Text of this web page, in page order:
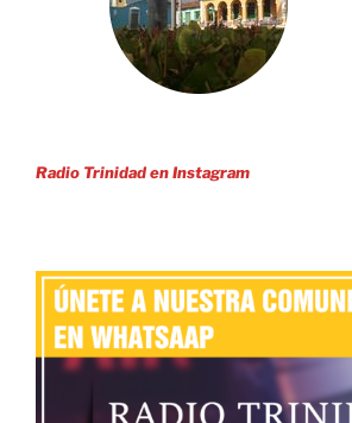
Radio Trinidad en Instagram